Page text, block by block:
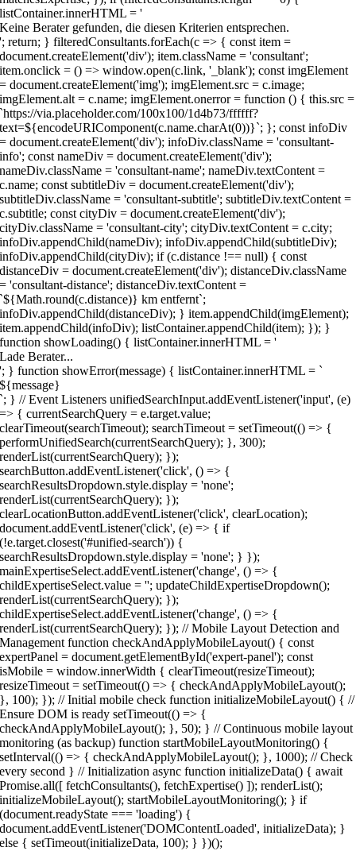
Keine Berater gefunden, die diesen Kriterien entsprechen.
'; return; } filteredConsultants.forEach(c => { const item =
document.createElement('div'); item.className = 'consultant';
item.onclick = () => window.open(c.link, '_blank'); const imgElement
= document.createElement('img'); imgElement.src = c.image;
imgElement.alt = c.name; imgElement.onerror = function () { this.src =
`https://via.placeholder.com/100x100/1d4b73/ffffff?
text=${encodeURIComponent(c.name.charAt(0))}`; }; const infoDiv
= document.createElement('div'); infoDiv.className = 'consultant-
info'; const nameDiv = document.createElement('div');
nameDiv.className = 'consultant-name'; nameDiv.textContent =
c.name; const subtitleDiv = document.createElement('div');
subtitleDiv.className = 'consultant-subtitle'; subtitleDiv.textContent =
c.subtitle; const cityDiv = document.createElement('div');
cityDiv.className = 'consultant-city'; cityDiv.textContent = c.city;
infoDiv.appendChild(nameDiv); infoDiv.appendChild(subtitleDiv);
infoDiv.appendChild(cityDiv); if (c.distance !== null) { const
distanceDiv = document.createElement('div'); distanceDiv.className
= 'consultant-distance'; distanceDiv.textContent =
`${Math.round(c.distance)} km entfernt`;
infoDiv.appendChild(distanceDiv); } item.appendChild(imgElement);
item.appendChild(infoDiv); listContainer.appendChild(item); }); }
function showLoading() { listContainer.innerHTML = '
Lade Berater...
'; } function showError(message) { listContainer.innerHTML = `
${message}
`; } // Event Listeners unifiedSearchInput.addEventListener('input', (e)
=> { currentSearchQuery = e.target.value;
clearTimeout(searchTimeout); searchTimeout = setTimeout(() => {
performUnifiedSearch(currentSearchQuery); }, 300);
renderList(currentSearchQuery); });
searchButton.addEventListener('click', () => {
searchResultsDropdown.style.display = 'none';
renderList(currentSearchQuery); });
clearLocationButton.addEventListener('click', clearLocation);
document.addEventListener('click', (e) => { if
(!e.target.closest('#unified-search')) {
searchResultsDropdown.style.display = 'none'; } });
mainExpertiseSelect.addEventListener('change', () => {
childExpertiseSelect.value = ''; updateChildExpertiseDropdown();
renderList(currentSearchQuery); });
childExpertiseSelect.addEventListener('change', () => {
renderList(currentSearchQuery); }); // Mobile Layout Detection and
Management function checkAndApplyMobileLayout() { const
expertPanel = document.getElementById('expert-panel'); const
isMobile = window.innerWidth { clearTimeout(resizeTimeout);
resizeTimeout = setTimeout(() => { checkAndApplyMobileLayout();
}, 100); }); // Initial mobile check function initializeMobileLayout() { //
Ensure DOM is ready setTimeout(() => {
checkAndApplyMobileLayout(); }, 50); } // Continuous mobile layout
monitoring (as backup) function startMobileLayoutMonitoring() {
setInterval(() => { checkAndApplyMobileLayout(); }, 1000); // Check
every second } // Initialization async function initializeData() { await
Promise.all([ fetchConsultants(), fetchExpertise() ]); renderList();
initializeMobileLayout(); startMobileLayoutMonitoring(); } if
(document.readyState === 'loading') {
document.addEventListener('DOMContentLoaded', initializeData); }
else { setTimeout(initializeData, 100); } })();